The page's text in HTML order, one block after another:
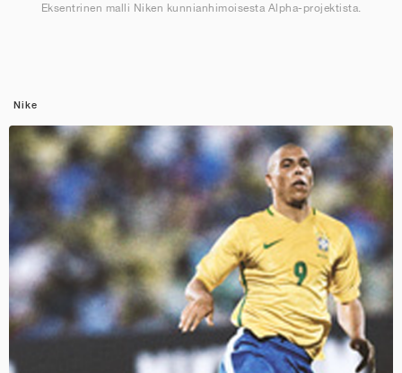
Eksentrinen malli Niken kunnianhimoisesta Alpha-projektista.
Nike